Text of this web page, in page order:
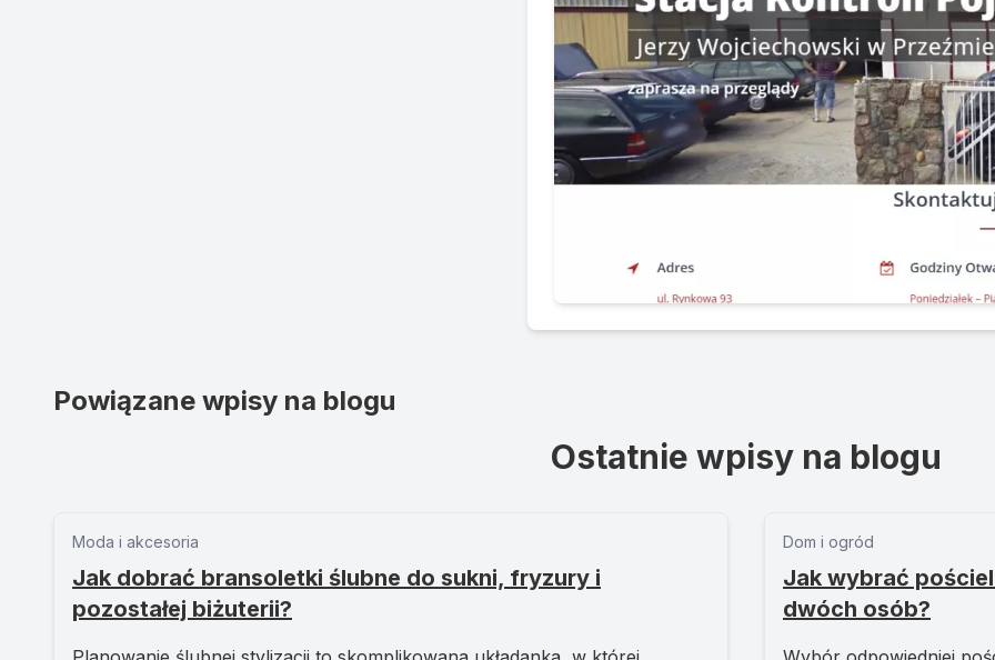
Powiązane wpisy na blogu
Ostatnie wpisy na blogu
Moda i akcesoria
Jak dobrać bransoletki ślubne do sukni, fryzury i
pozostałej biżuterii?
Dom i ogród
Jak wybrać
dwóch osób?